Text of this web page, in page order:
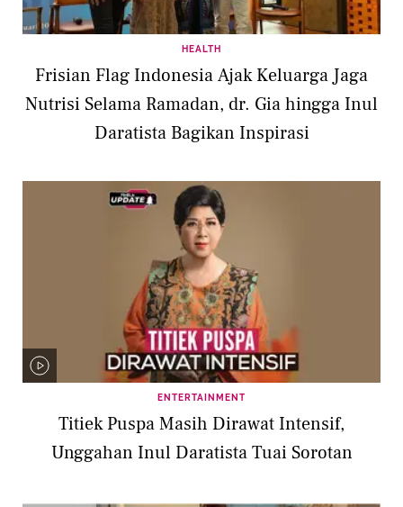
HEALTH
Frisian Flag Indonesia Ajak Keluarga Jaga
Nutrisi Selama Ramadan, dr. Gia hingga Inul
Daratista Bagikan Inspirasi
ENTERTAINMENT
Titiek Puspa Masih Dirawat Intensif,
Unggahan Inul Daratista Tuai Sorotan